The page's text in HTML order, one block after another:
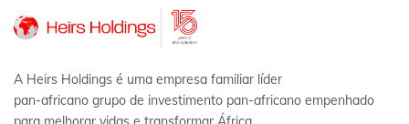
A Heirs Holdings é uma empresa familiar líder
pan-africano grupo de investimento pan-africano empenhado